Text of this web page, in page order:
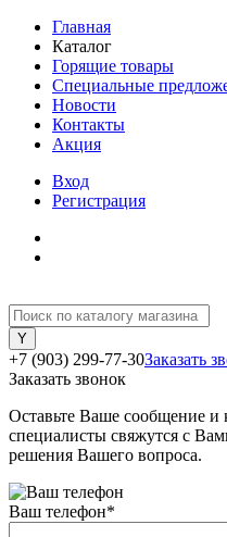
Главная
Каталог
Горящие товары
Специальные
Новости
Контакты
Акция
Вход
Регистрация
+7 (903) 299-77-30Заказать
Заказать звонок
Оставьте Ваше сообщение
специалисты свяжутся с
решения Вашего вопроса.
Ваш телефон*